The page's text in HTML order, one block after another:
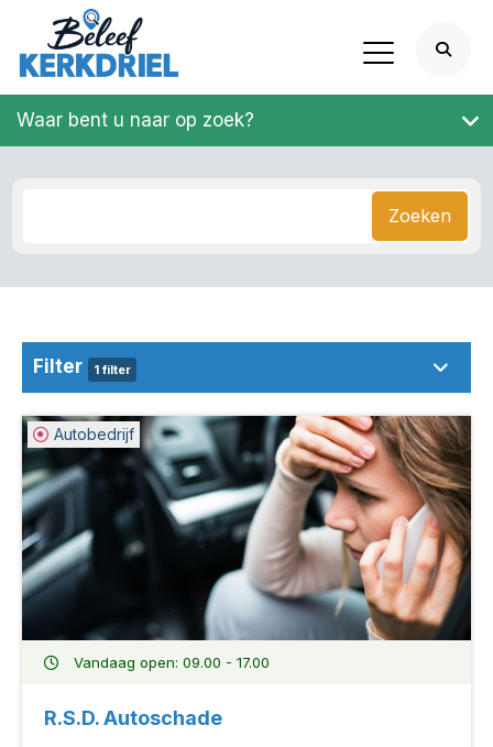
Waar bent u naar op zoek?
Zoeken
Filter 1 filter
Autobedrijf
Vandaag open: 09.00 - 17.00
R.S.D. Autoschade